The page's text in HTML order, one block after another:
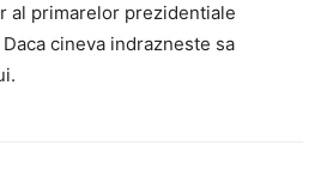
al primarelor prezidentiale
cineva indrazneste sa